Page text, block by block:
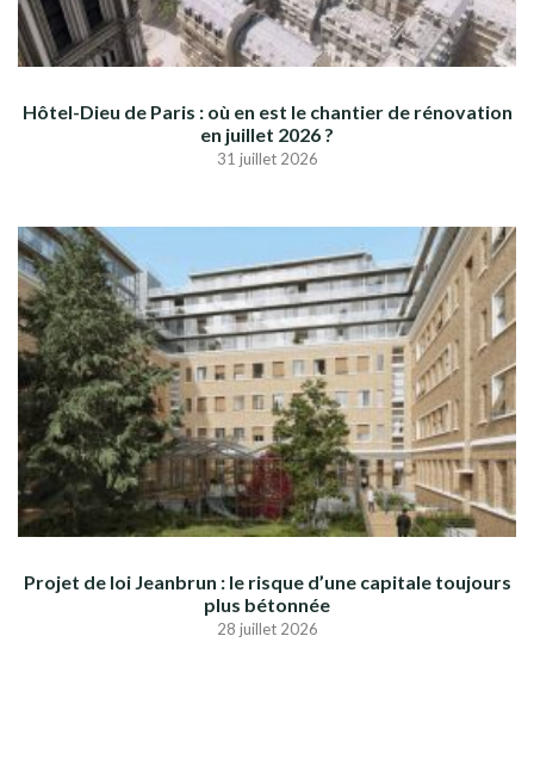
Hôtel-Dieu de Paris : où en est le chantier de rénovation
en juillet 2026 ?
31 juillet 2026
Projet de loi Jeanbrun : le risque d’une capitale toujours
plus bétonnée
28 juillet 2026